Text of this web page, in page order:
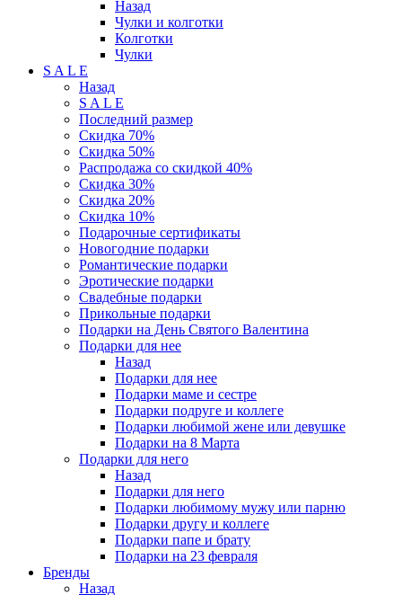
Назад
Чулки и колготки
Колготки
Чулки
S A L E
Назад
S A L E
Последний размер
Скидка 70%
Скидка 50%
Распродажа со скидкой 40%
Скидка 30%
Скидка 20%
Скидка 10%
Подарочные сертификаты
Новогодние подарки
Романтические подарки
Эротические подарки
Свадебные подарки
Прикольные подарки
Подарки на День Святого Валентина
Подарки для нее
Назад
Подарки для нее
Подарки маме и сестре
Подарки подруге и коллеге
Подарки любимой жене или девушке
Подарки на 8 Марта
Подарки для него
Назад
Подарки для него
Подарки любимому мужу или парню
Подарки другу и коллеге
Подарки папе и брату
Подарки на 23 февраля
Бренды
Назад